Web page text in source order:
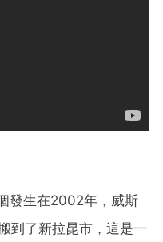
發生在2002年，威斯
到了新拉昆市，這是一